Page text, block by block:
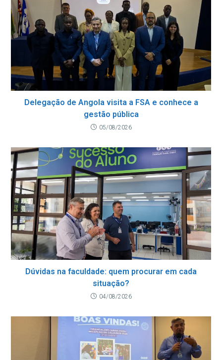
Delegação de Angola visita a FSA e conhece a
gestão pública
05/08/2026
Dúvidas na faculdade: quem procurar em cada
situação?
04/08/2026